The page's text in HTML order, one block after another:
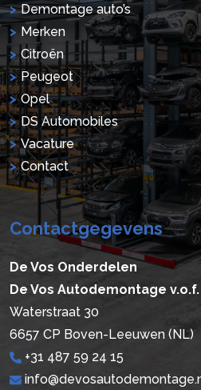
Demontage auto’s
Merken
Citroën
Peugeot
Opel
DS Automobiles
Vacature
Contact
Contactgegevens
De Vos Onderdelen
De Vos Autodemontage v.o.f.
Waterstraat 30
6657 CP Boven-Leeuwen (NL)
+31 487 59 24 15